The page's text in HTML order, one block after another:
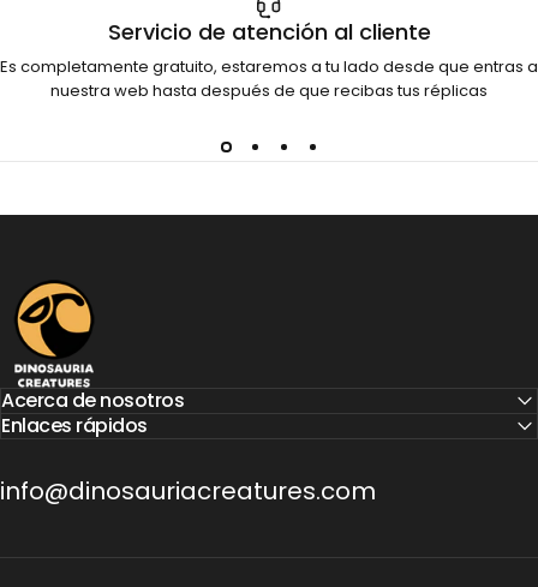
Servicio de atención al cliente
Es completamente gratuito, estaremos a tu lado desde que entras a
nuestra web hasta después de que recibas tus réplicas
Dinosauria Creatures
Acerca de nosotros
Enlaces rápidos
info@dinosauriacreatures.com